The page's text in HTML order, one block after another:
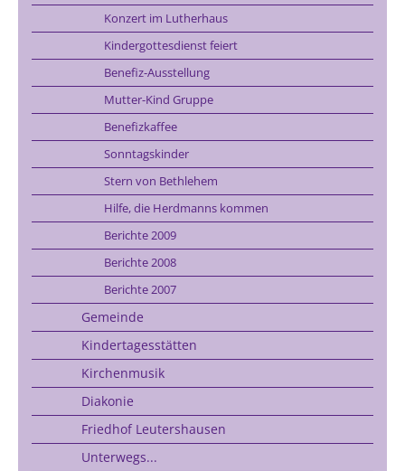
Konzert im Lutherhaus
Kindergottesdienst feiert
Benefiz-Ausstellung
Mutter-Kind Gruppe
Benefizkaffee
Sonntagskinder
Stern von Bethlehem
Hilfe, die Herdmanns kommen
Berichte 2009
Berichte 2008
Berichte 2007
Gemeinde
Kindertagesstätten
Kirchenmusik
Diakonie
Friedhof Leutershausen
Unterwegs...